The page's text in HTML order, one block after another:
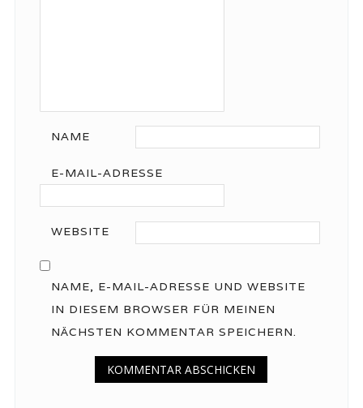
NAME
E-MAIL-ADRESSE
WEBSITE
NAME, E-MAIL-ADRESSE UND WEBSITE
IN DIESEM BROWSER FÜR MEINEN
NÄCHSTEN KOMMENTAR SPEICHERN.